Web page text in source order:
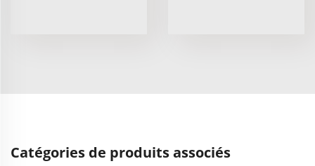
Catégories de produits associés